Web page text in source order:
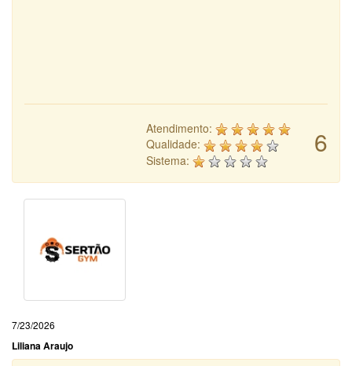
6
Atendimento:
Qualidade:
Sistema:
7/23/2026
Liliana Araujo